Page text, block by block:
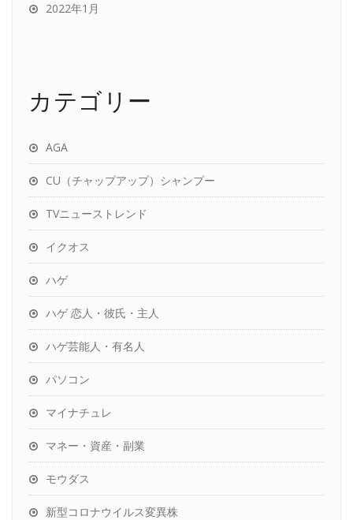
2022年1月
カテゴリー
AGA
CU（チャップアップ）シャンプー
TVニューストレンド
イクオス
ハゲ
ハゲ 恋人・彼氏・主人
ハゲ芸能人・有名人
パソコン
マイナチュレ
マネー・資産・副業
モウダス
新型コロナウイルス変異株